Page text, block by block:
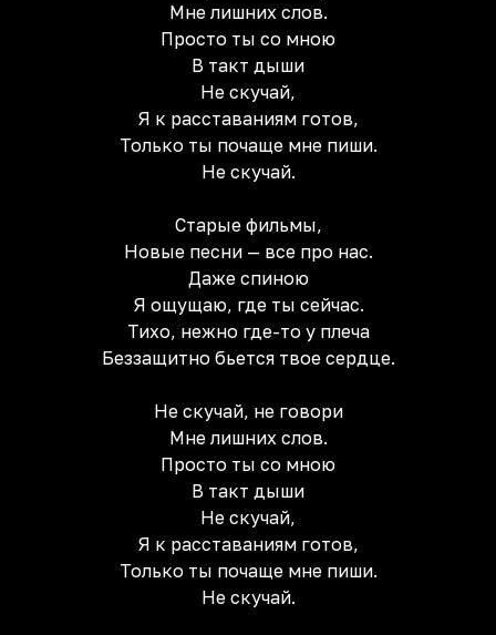
Мне лишних слов.
Просто ты со мною
В такт дыши
Не скучай,
Я к расставаниям готов,
Только ты почаще мне пиши.
Не скучай.
Старые фильмы,
Новые песни — все про нас.
Даже спиною
Я ощущаю, где ты сейчас.
Тихо, нежно где-то у плеча
Беззащитно бьется твое сердце.
Не скучай, не говори
Мне лишних слов.
Просто ты со мною
В такт дыши
Не скучай,
Я к расставаниям готов,
Только ты почаще мне пиши.
Не скучай.